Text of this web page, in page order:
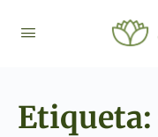
Etiqueta: